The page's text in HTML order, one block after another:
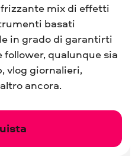
mix di effetti
basati
in grado di garantirti
follower, qualunque sia
vlog giornalieri,
ancora.